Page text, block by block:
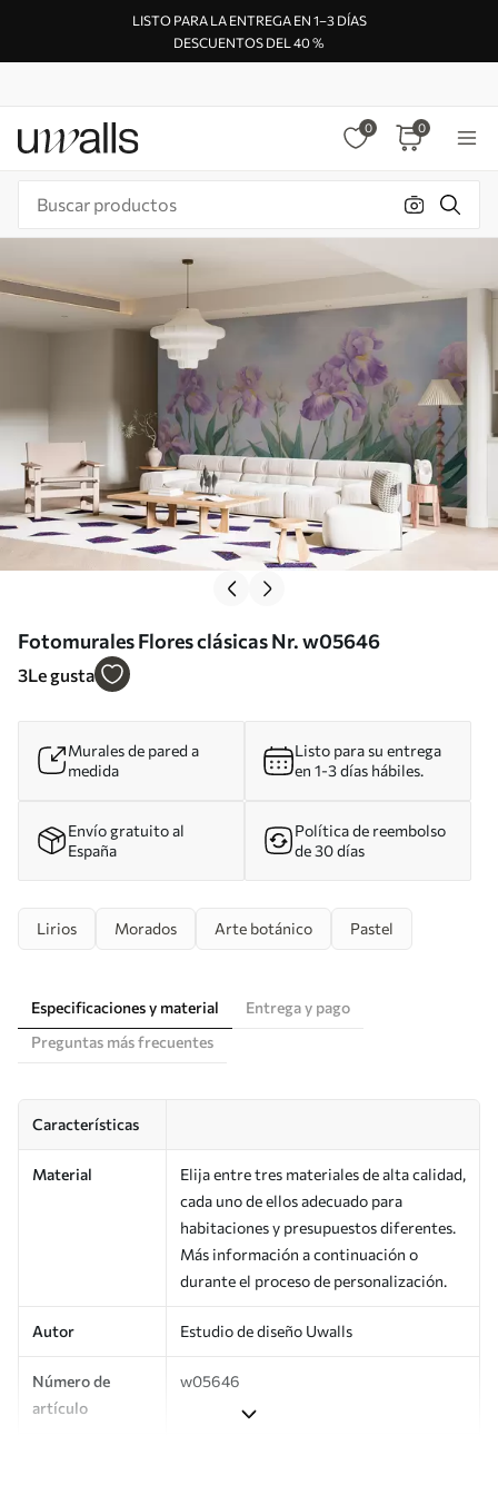
LISTO PARA LA ENTREGA EN 1–3 DÍAS
DESCUENTOS DEL 40 %
0 0
Fotomurales Flores clásicas Nr. w05646
3Le gusta
Murales de pared a
medida
Listo para su entrega
en 1-3 días hábiles.
Envío gratuito al
España
Política de reembolso
de 30 días
Lirios Morados Arte botánico Pastel
Especificaciones y material
Entrega y pago
Preguntas más frecuentes
Características
Material
Elija entre tres materiales de alta calidad,
cada uno de ellos adecuado para
habitaciones y presupuestos diferentes.
Más información a continuación o
durante el proceso de personalización.
Autor Estudio de diseño Uwalls
Número de
artículo
w05646